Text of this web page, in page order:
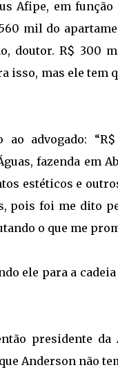
Afipe, em
mil do
doutor. R$ 300
isso, mas ele tem
ao advogado:
fazenda em
estéticos e
pois foi me dito
o que me
ele para a
presidente
Anderson não